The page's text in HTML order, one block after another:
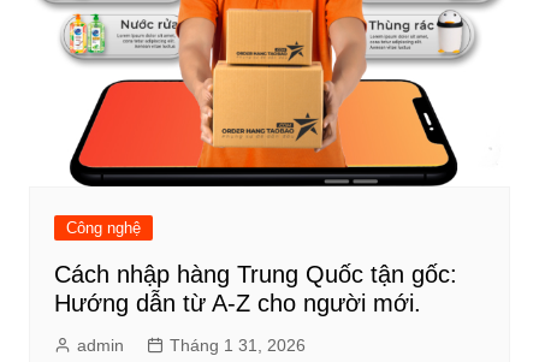
Công nghệ
Cách nhập hàng Trung Quốc tận gốc:
Hướng dẫn từ A-Z cho người mới.
admin Tháng 1 31, 2026